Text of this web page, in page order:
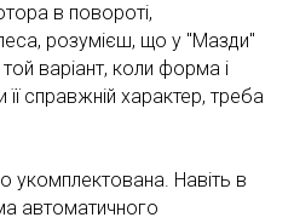
в повороті,
розумієш, що у "Мазди"
варіант, коли форма і
її справжній характер, треба
укомплектована. Навіть в
автоматичного